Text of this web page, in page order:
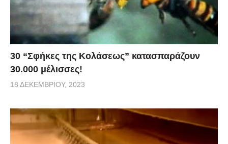
30 “Σφήκες της Κολάσεως” κατασπαράζουν
30.000 μέλισσες!
18 ΔΕΚΕΜΒΡΊΟΥ, 2023